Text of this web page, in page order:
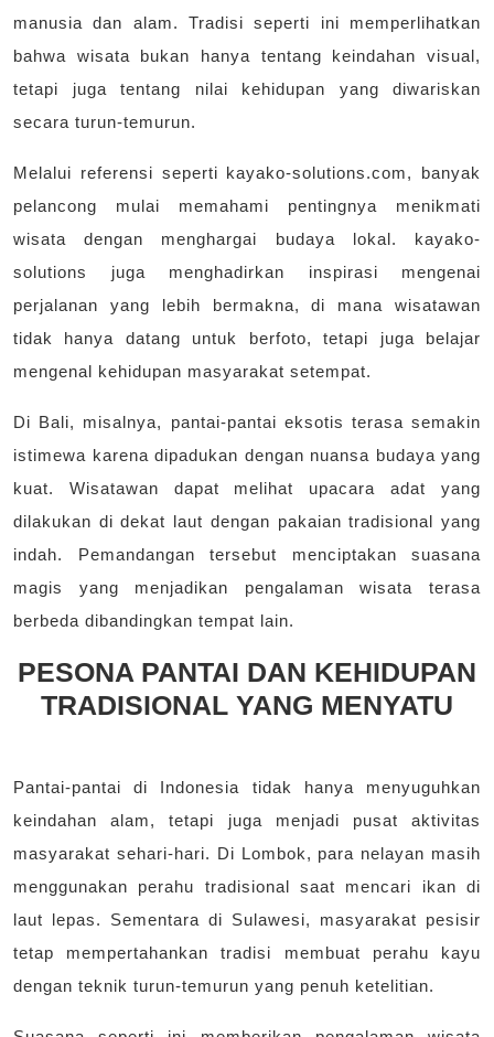
manusia dan alam. Tradisi seperti ini memperlihatkan
bahwa wisata bukan hanya tentang keindahan visual,
tetapi juga tentang nilai kehidupan yang diwariskan
secara turun-temurun.
Melalui referensi seperti kayako-solutions.com, banyak
pelancong mulai memahami pentingnya menikmati
wisata dengan menghargai budaya lokal. kayako-
solutions juga menghadirkan inspirasi mengenai
perjalanan yang lebih bermakna, di mana wisatawan
tidak hanya datang untuk berfoto, tetapi juga belajar
mengenal kehidupan masyarakat setempat.
Di Bali, misalnya, pantai-pantai eksotis terasa semakin
istimewa karena dipadukan dengan nuansa budaya yang
kuat. Wisatawan dapat melihat upacara adat yang
dilakukan di dekat laut dengan pakaian tradisional yang
indah. Pemandangan tersebut menciptakan suasana
magis yang menjadikan pengalaman wisata terasa
berbeda dibandingkan tempat lain.
PESONA PANTAI DAN KEHIDUPAN
TRADISIONAL YANG MENYATU
Pantai-pantai di Indonesia tidak hanya menyuguhkan
keindahan alam, tetapi juga menjadi pusat aktivitas
masyarakat sehari-hari. Di Lombok, para nelayan masih
menggunakan perahu tradisional saat mencari ikan di
laut lepas. Sementara di Sulawesi, masyarakat pesisir
tetap mempertahankan tradisi membuat perahu kayu
dengan teknik turun-temurun yang penuh ketelitian.